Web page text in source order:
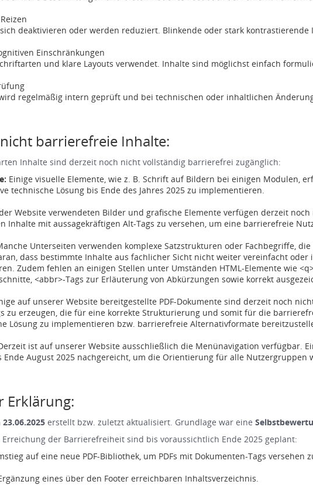
deaktivieren oder werden reduziert. Blinkende oder stark
Einschränkungen
und klare Layouts verwendet. Inhalte sind möglichst einfach
regelmäßig intern geprüft und bei technischen oder inhaltlichen
barrierefreie Inhalte:
Inhalte sind derzeit noch nicht vollständig barrierefrei zugänglich:
Einige visuelle Elemente, wie z. B. Schrift auf Bildern bei einigen Modulen,
technische Lösung bis Ende des Jahres 2025 zu implementieren.
Website verwendeten Bilder und grafische Elemente verfügen derzeit
Inhalte mit aussagekräftigen Alt-Tags zu versehen, um eine barrierefreie
Unterseiten verwenden komplexe Satzstrukturen oder Fachbegriffe,
dass bestimmte Inhalte aus fachlicher Sicht nicht weiter vereinfacht
Zudem fehlen an einigen Stellen unter Umständen HTML-Elemente wie
<abbr>-Tags zur Erläuterung von Abkürzungen sowie korrekt
auf unserer Website bereitgestellte PDF-Dokumente sind derzeit noch
zu erzeugen, die für eine korrekte Strukturierung und somit für die
Lösung zu implementieren bzw. barrierefreie Alternativformate
ist auf unserer Website ausschließlich die Menünavigation verfügbar.
August 2025 nachgereicht, um die Orientierung für alle Nutzergruppen
Erklärung:
23.06.2025 erstellt bzw. zuletzt aktualisiert. Grundlage war eine
der Barrierefreiheit sind bis voraussichtlich Ende 2025 geplant:
auf eine neue PDF-Bibliothek, um PDFs mit Dokumenten-Tags versehen
eines über den Footer erreichbaren Inhaltsverzeichnis.